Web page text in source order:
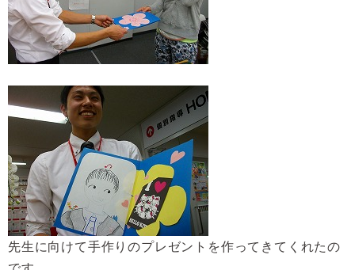
先生に向けて手作りのプレゼントを作ってきてくれたの